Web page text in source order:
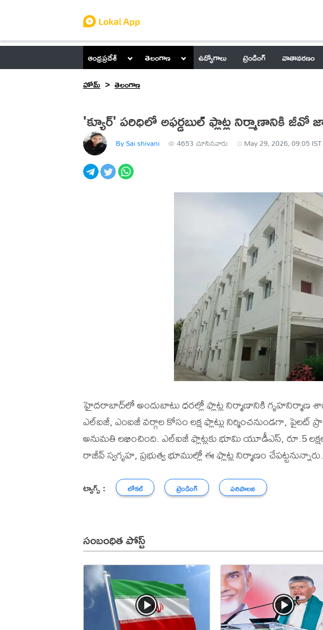
ఆంధ్రప్రదేశ్ తెలంగాణ ఉద్యోగాలు ట్రెండింగ్ వాతావరణం
హోమ్
తెలంగాణ
'క్యూర్' పరిధిలో అఫర్డబుల్ ఫ్లాట్ల నిర్మాణానికి జీవో
By Sai shivani 4653 చూసినవారు May 29, 2026, 09:05 IST
హైదరాబాద్‌లో అందుబాటు ధరల్లో ఫ్లాట్ల నిర్మాణానికి గృహనిర్మాణ
ఎల్‌ఐజీ, ఎంఐజీ వర్గాల కోసం లక్ష ఫ్లాట్లు నిర్మించనుండగా, పైలట్
అనుమతి లభించింది. ఎల్‌ఐజీ ఫ్లాట్లకు భూమి యూడీఎస్‌, రూ.5
రాజీవ్ స్వగృహ, ప్రభుత్వ భూముల్లో ఈ ఫ్లాట్ల నిర్మాణం చేపట్టనున్నారు.
ట్యాగ్స్ : లోకల్ ట్రెండింగ్ పరిపాలన
సంబంధిత పోస్ట్